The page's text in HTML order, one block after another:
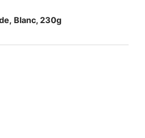
Blanc, 230g